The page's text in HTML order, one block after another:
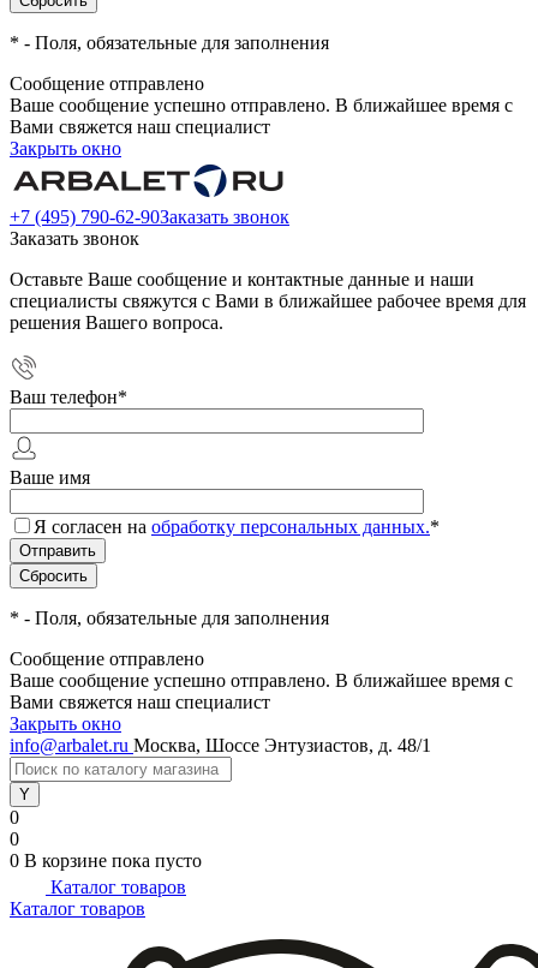
* - Поля, обязательные для заполнения
Сообщение отправлено
Ваше сообщение успешно отправлено. В ближайшее время с
Вами свяжется наш специалист
Закрыть окно
+7 (495) 790-62-90Заказать звонок
Заказать звонок
Оставьте Ваше сообщение и контактные данные и наши
специалисты свяжутся с Вами в ближайшее рабочее время для
решения Вашего вопроса.
Ваш телефон*
Ваше имя
Я согласен на обработку персональных данных.*
* - Поля, обязательные для заполнения
Сообщение отправлено
Ваше сообщение успешно отправлено. В ближайшее время с
Вами свяжется наш специалист
Закрыть окно
info@arbalet.ru Москва, Шоссе Энтузиастов, д. 48/1
0
0
0 В корзине пока пусто
Каталог товаров
Каталог товаров